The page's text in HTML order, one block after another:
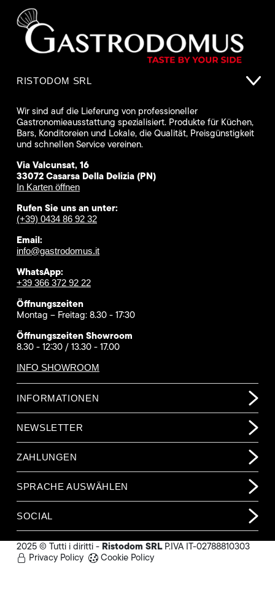
RISTODOM SRL
Wir sind auf die Lieferung von professioneller
Gastronomieausstattung spezialisiert. Produkte für Küchen,
Bars, Konditoreien und Lokale, die Qualität, Preisgünstigkeit
und schnellen Service vereinen.
Via Valcunsat, 16
33072 Casarsa Della Delizia (PN)
In Karten öffnen
Rufen Sie uns an unter:
(+39) 0434 86 92 32
Email:
info@gastrodomus.it
WhatsApp:
+39 366 372 92 22
Öffnungszeiten
Montag – Freitag: 8.30 - 17:30
Öffnungszeiten Showroom
8.30 - 12:30 / 13.30 - 17.00
INFO SHOWROOM
INFORMATIONEN
NEWSLETTER
ZAHLUNGEN
SPRACHE AUSWÄHLEN
SOCIAL
2025 © Tutti i diritti - Ristodom SRLP.IVA IT-02788810303
Privacy Policy
Cookie Policy